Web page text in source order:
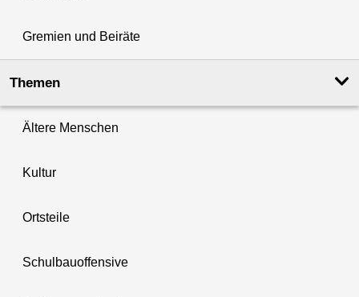
Gremien und Beiräte
Themen
Ältere Menschen
Kultur
Ortsteile
Schulbauoffensive